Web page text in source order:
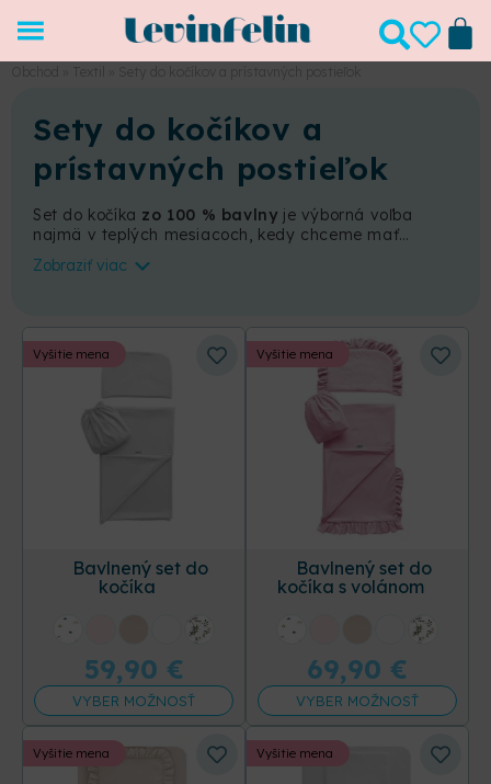
Sety do kočíkov a
prístavných postieľok
Set do kočíka zo 100 % bavlny je výborná voľba
najmä v teplých mesiacoch, kedy chceme mať
dieťatko položené v kočíku bez fusaku a hľadáme ten
správny materiál v ktorom bude bábätku príjemne a
typov kočíka, set obsahuje aj tenučký vankúšik s
ľahkou prikrývkou. V našej ponuke nájdete ajsety
vhodné do štandardných prístavných postieľok
ktoré sú pre detičky ideálnou voľbou. Sú ľahučké,
mäkké a dieťatko sa v nich cíti ako v bavlnke. Sú ušité
zo 100% bavlny a obsahujú hypoalergénnu výplň.
Zobraziť viac
Bavlnený set do
kočíka
59,90 €
VYBER MOŽNOSŤ
Vyšitie mena
Bavlnený set do
kočíka s volánom
69,90 €
VYBER MOŽNOSŤ
Vyšitie mena
Vyšitie mena Vyšitie mena